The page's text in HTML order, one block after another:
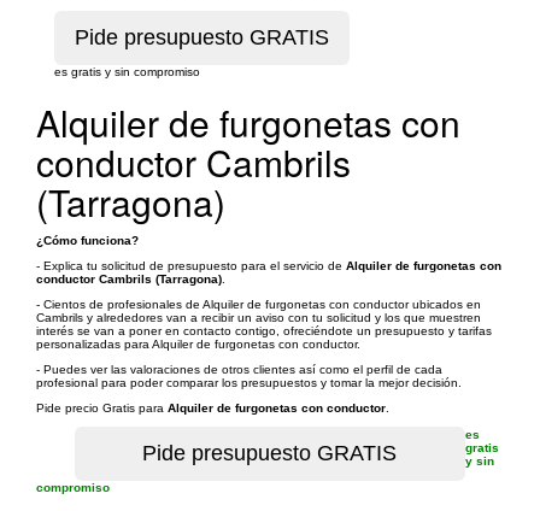
es gratis y sin compromiso
Alquiler de furgonetas con
conductor Cambrils
(Tarragona)
¿Cómo funciona?
- Explica tu solicitud de presupuesto para el servicio de Alquiler de furgonetas con
conductor Cambrils (Tarragona)
- Cientos de profesionales de Alquiler de furgonetas con conductor ubicados en
Cambrils y alrededores van a recibir un aviso con tu solicitud y los que muestren
interés se van a poner en contacto contigo, ofreciéndote un presupuesto y tarifas
personalizadas para Alquiler de furgonetas con conductor.
- Puedes ver las valoraciones de otros clientes así como el perfil de cada
profesional para poder comparar los presupuestos y tomar la mejor decisión.
Pide precio Gratis para Alquiler de furgonetas con conductor
es
gratis
y sin
compromiso